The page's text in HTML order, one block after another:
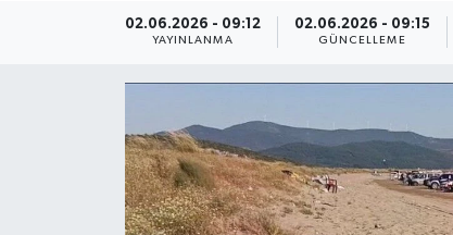
02.06.2026 - 09:12
YAYINLANMA
02.06.2026 - 09:15
GÜNCELLEME
EĞİTİM